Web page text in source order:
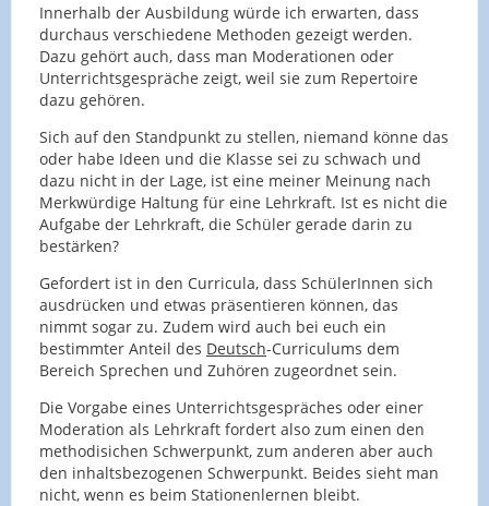
Innerhalb der Ausbildung würde ich erwarten, dass
durchaus verschiedene Methoden gezeigt werden.
Dazu gehört auch, dass man Moderationen oder
Unterrichtsgespräche zeigt, weil sie zum Repertoire
dazu gehören.
Sich auf den Standpunkt zu stellen, niemand könne das
oder habe Ideen und die Klasse sei zu schwach und
dazu nicht in der Lage, ist eine meiner Meinung nach
Merkwürdige Haltung für eine Lehrkraft. Ist es nicht die
Aufgabe der Lehrkraft, die Schüler gerade darin zu
bestärken?
Gefordert ist in den Curricula, dass SchülerInnen sich
ausdrücken und etwas präsentieren können, das
nimmt sogar zu. Zudem wird auch bei euch ein
bestimmter Anteil des Deutsch-Curriculums dem
Bereich Sprechen und Zuhören zugeordnet sein.
Die Vorgabe eines Unterrichtsgespräches oder einer
Moderation als Lehrkraft fordert also zum einen den
methodisichen Schwerpunkt, zum anderen aber auch
den inhaltsbezogenen Schwerpunkt. Beides sieht man
nicht, wenn es beim Stationenlernen bleibt.